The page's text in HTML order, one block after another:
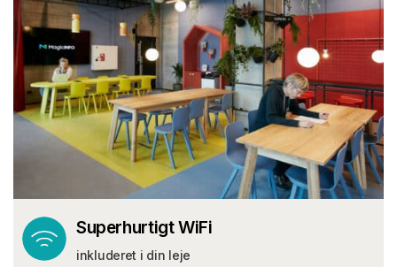
Superhurtigt WiFi
inkluderet i din leje